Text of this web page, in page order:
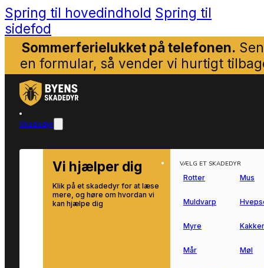
Spring til hovedindhold Spring til
sidefod
Sommerferielukket på telefonen.
en formular, så vender vi hurtigt
Skadedyr
Vi hjælper dig
Klik på et skadedyr for at læse
mere, og høre om hvordan vi
kan hjælpe dig
VÆLG ET SKADEDYR
Rotter Mus
Muldvarp
Myre
Mår Møl